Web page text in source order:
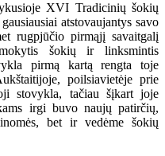
XVI Tradicinių šokių
atstovaujantys savo
rugpjūčio pirmąjį savaitgalį
šokių ir linksmintis
pirmą kartą rengta toje
poilsiavietėje prie
stovykla, tačiau šįkart joje
irgi buvo naujų patirčių,
bet ir vedėme šokių